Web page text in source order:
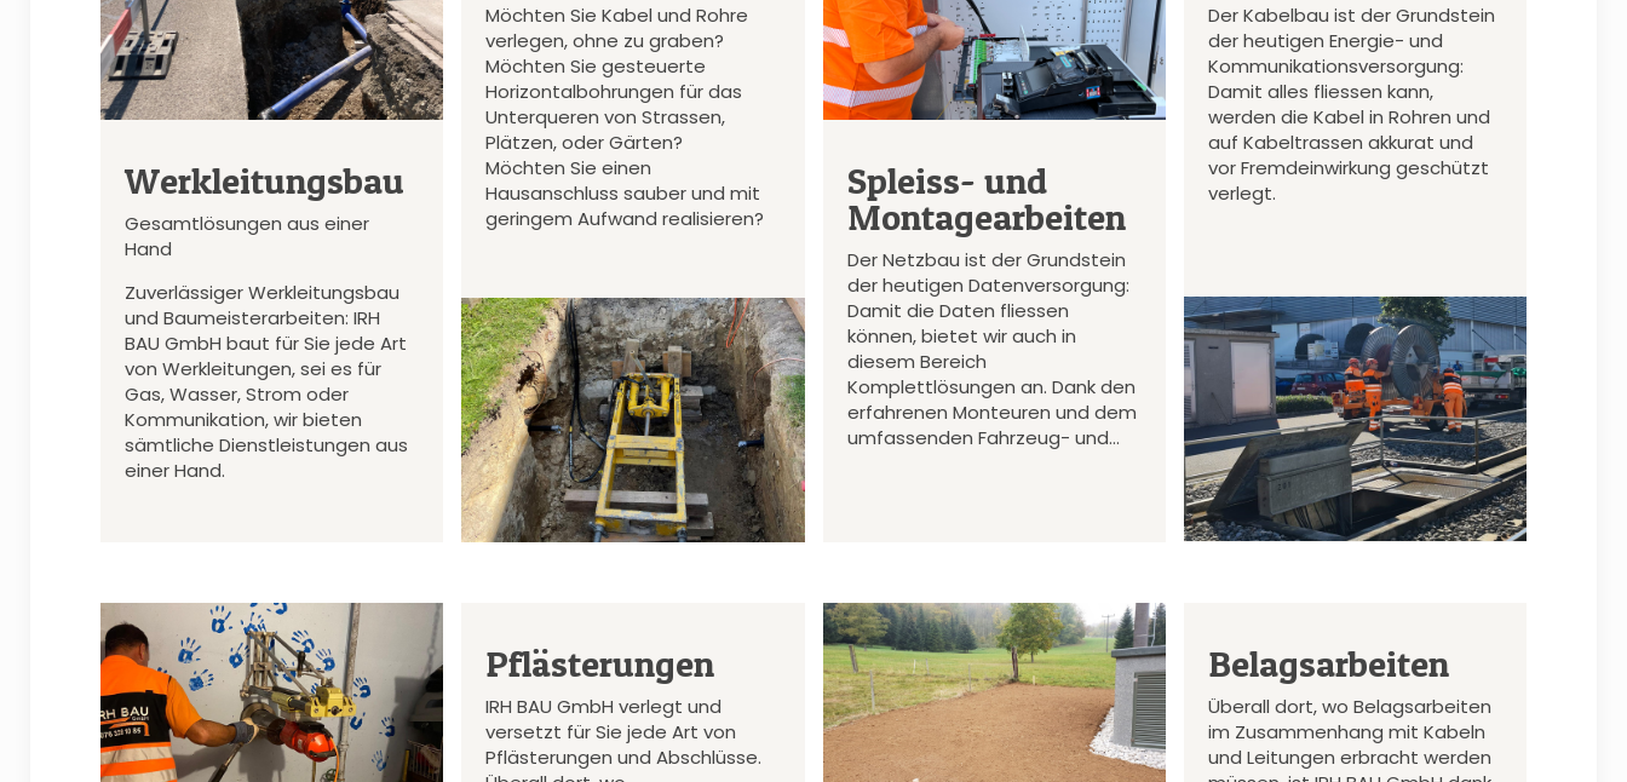
Werkleitungsbau
Gesamtlösungen aus einer
Hand
Zuverlässiger Werkleitungsbau
und Baumeisterarbeiten: IRH
BAU GmbH baut für Sie jede Art
von Werkleitungen, sei es für
Gas, Wasser, Strom oder
Kommunikation, wir bieten
sämtliche Dienstleistungen aus
einer Hand.
Möchten Sie Kabel und Rohre
verlegen, ohne zu graben?
Möchten Sie gesteuerte
Horizontalbohrungen für das
Unterqueren von Strassen,
Plätzen, oder Gärten?
Möchten Sie einen
Hausanschluss sauber und mit
geringem Aufwand realisieren?
Spleiss- und
Montagearbeiten
Der Netzbau ist der Grundstein
der heutigen Datenversorgung:
Damit die Daten fliessen
können, bietet wir auch in
diesem Bereich
Komplettlösungen an. Dank den
erfahrenen Monteuren und dem
umfassenden Fahrzeug- und…
Der Kabelbau ist der Grundstein
der heutigen Energie- und
Kommunikationsversorgung:
Damit alles fliessen kann,
werden die Kabel in Rohren und
auf Kabeltrassen akkurat und
vor Fremdeinwirkung geschützt
verlegt.
Pflästerungen
IRH BAU GmbH verlegt und
versetzt für Sie jede Art von
Pflästerungen und Abschlüsse.
Belagsarbeiten
Überall dort, wo Belagsarbeiten
im Zusammenhang mit Kabeln
und Leitungen erbracht werden